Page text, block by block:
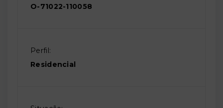
O-71022-110058
Perfil:
Residencial